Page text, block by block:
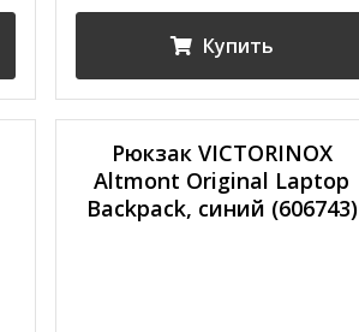
Купить
Рюкзак VICTORINOX
Altmont Original Laptop
Backpack, синий (606743)